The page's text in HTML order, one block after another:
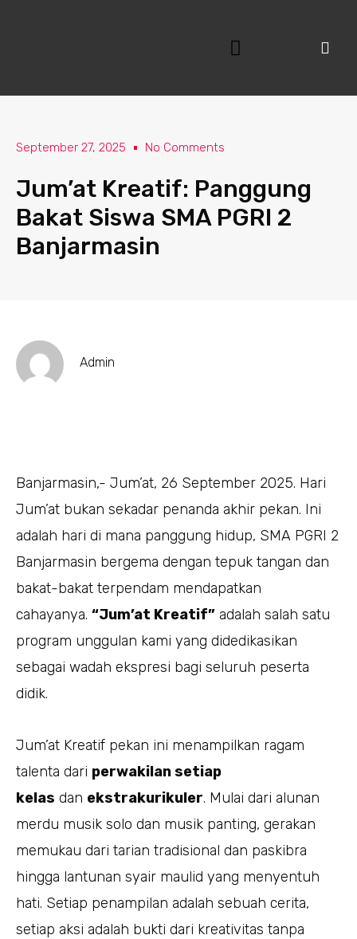
September 27, 2025 No Comments
Jum’at Kreatif: Panggung
Bakat Siswa SMA PGRI 2
Banjarmasin
Admin
Banjarmasin,- Jum’at, 26 September 2025. Hari
Jum’at bukan sekadar penanda akhir pekan. Ini
adalah hari di mana panggung hidup, SMA PGRI 2
Banjarmasin bergema dengan tepuk tangan dan
bakat-bakat terpendam mendapatkan
cahayanya. “Jum’at Kreatif” adalah salah satu
program unggulan kami yang didedikasikan
sebagai wadah ekspresi bagi seluruh peserta
didik.
Jum’at Kreatif pekan ini menampilkan ragam
talenta dari perwakilan setiap
kelas dan ekstrakurikuler. Mulai dari alunan
merdu musik solo dan musik panting, gerakan
memukau dari tarian tradisional dan paskibra
hingga lantunan syair maulid yang menyentuh
hati. Setiap penampilan adalah sebuah cerita,
setiap aksi adalah bukti dari kreativitas tanpa